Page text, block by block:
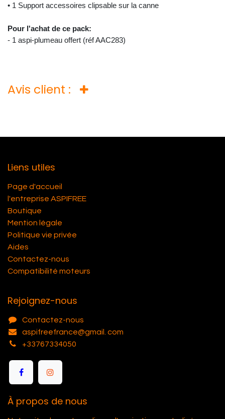
• 1 Support accessoires clipsable sur la canne
Pour l'achat de ce pack:
- 1 aspi-plumeau offert (réf AAC283)
Avis client :
Liens utiles
Page d'accueil
l'entreprise ASPIFREE
Boutique
Mention légale
Politique vie privée
Aides
Contactez-nous
Compatibilité moteurs
Rejoignez-nous
Contactez-nous
aspifreefrance@gmail. com
+33767334050
À propos de nous